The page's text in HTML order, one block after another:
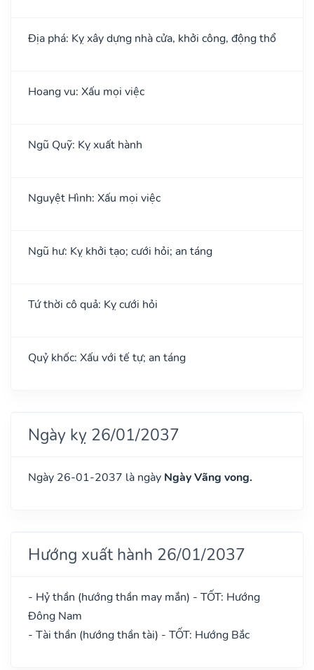
Địa phá: Kỵ xây dựng nhà cửa, khởi công, động thổ
Hoang vu: Xấu mọi việc
Ngũ Quỹ: Kỵ xuất hành
Nguyệt Hình: Xấu mọi việc
Ngũ hư: Kỵ khởi tạo; cưới hỏi; an táng
Tứ thời cô quả: Kỵ cưới hỏi
Quỷ khốc: Xấu với tế tự; an táng
Ngày kỵ 26/01/2037
Ngày 26-01-2037 là ngày Ngày Vãng vong.
Hướng xuất hành 26/01/2037
- Hỷ thần (hướng thần may mắn) - TỐT: Hướng
Đông Nam
- Tài thần (hướng thần tài) - TỐT: Hướng Bắc